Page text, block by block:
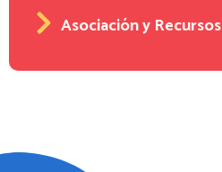
Asociación y Recursos